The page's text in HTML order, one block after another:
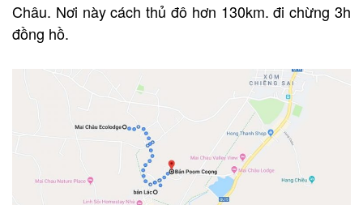
Châu. Nơi này cách thủ đô hơn 130km. đi chừng 3h
đồng hồ.